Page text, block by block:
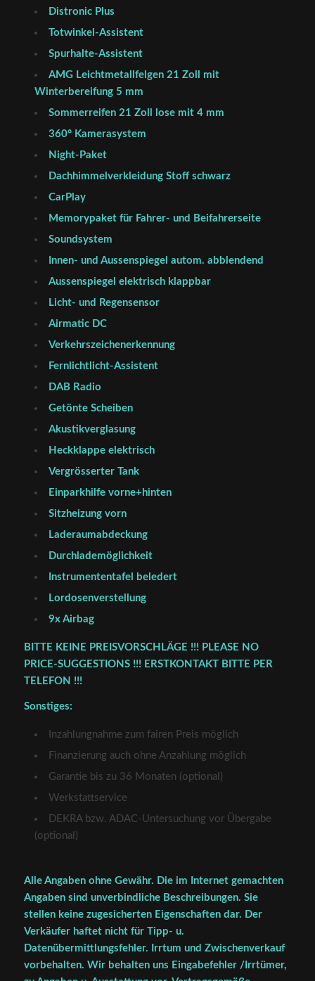
Distronic Plus
Totwinkel-Assistent
Spurhalte-Assistent
AMG Leichtmetallfelgen 21 Zoll mit
Winterbereifung 5 mm
Sommerreifen 21 Zoll lose mit 4 mm
360° Kamerasystem
Night-Paket
Dachhimmelverkleidung Stoff schwarz
CarPlay
Memorypaket für Fahrer- und Beifahrerseite
Soundsystem
Innen- und Aussenspiegel autom. abblendend
Aussenspiegel elektrisch klappbar
Licht- und Regensensor
Airmatic DC
Verkehrszeichenerkennung
Fernlichtlicht-Assistent
DAB Radio
Getönte Scheiben
Akustikverglasung
Heckklappe elektrisch
Vergrösserter Tank
Einparkhilfe vorne+hinten
Sitzheizung vorn
Laderaumabdeckung
Durchlademöglichkeit
Instrumententafel beledert
Lordosenverstellung
9x Airbag
BITTE KEINE PREISVORSCHLÄGE !!! PLEASE NO
PRICE-SUGGESTIONS !!! ERSTKONTAKT BITTE PER
TELEFON !!!
Sonstiges:
Inzahlungnahme zum fairen Preis möglich
Finanzierung auch ohne Anzahlung möglich
Garantie bis zu 36 Monaten (optional)
Werkstattservice
DEKRA bzw. ADAC-Untersuchung vor Übergabe
(optional)
Alle Angaben ohne Gewähr. Die im Internet gemachten
Angaben sind unverbindliche Beschreibungen. Sie
stellen keine zugesicherten Eigenschaften dar. Der
Verkäufer haftet nicht für Tipp- u.
Datenübermittlungsfehler. Irrtum und Zwischenverkauf
vorbehalten. Wir behalten uns Eingabefehler /Irrtümer,